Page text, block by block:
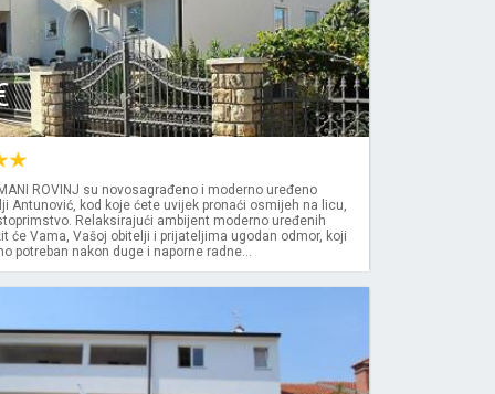
ROVINJ su novosagrađeno i moderno uređeno
Antunović, kod koje ćete uvijek pronaći osmijeh na licu,
Relaksirajući ambijent moderno uređenih
će Vama, Vašoj obitelji i prijateljima ugodan odmor, koji
potreban nakon duge i naporne radne...